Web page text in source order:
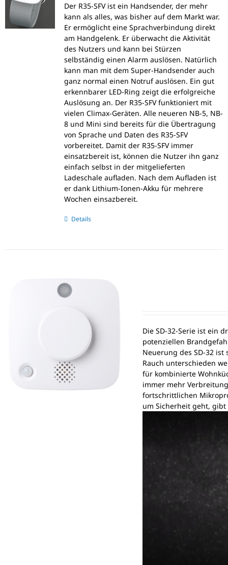
Der R35-SFV ist ein Handsender, der mehr
kann als alles, was bisher auf dem Markt war.
Er ermöglicht eine Sprachverbindung direkt
am Handgelenk. Er überwacht die Aktivität
des Nutzers und kann bei Stürzen
selbständig einen Alarm auslösen. Natürlich
kann man mit dem Super-Handsender auch
ganz normal einen Notruf auslösen. Ein gut
erkennbarer LED-Ring zeigt die erfolgreiche
Auslösung an. Der R35-SFV funktioniert mit
vielen Climax-Geräten. Alle neueren NB-5, NB-
8 und Mini sind bereits für die Übertragung
von Sprache und Daten des R35-SFV
vorbereitet. Damit der R35-SFV immer
einsatzbereit ist, können die Nutzer ihn ganz
einfach selbst in der mitgelieferten
Ladeschale aufladen. Nach dem Aufladen ist
er dank Lithium-Ionen-Akku für mehrere
Wochen einsazbereit.
Details
Die SD-32-Serie ist ein
potenziellen
Neuerung des SD-32
Rauch unterschieden
für kombinierte
immer mehr
fortschrittlichen
um Sicherheit geht, gibt